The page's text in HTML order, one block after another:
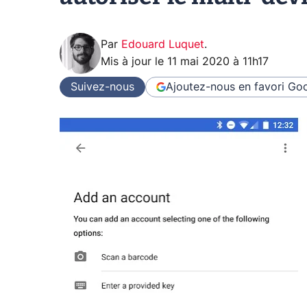
Par Edouard Luquet.
Mis à jour le 11 mai 2020 à 11h17
Suivez-nous Ajoutez-nous en favori